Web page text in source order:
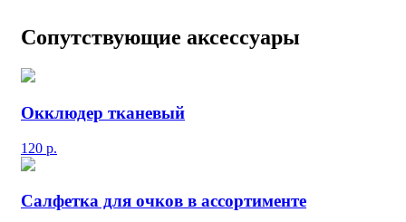
Сопутствующие аксессуары
Окклюдер тканевый
120 р.
Салфетка для очков в ассортименте